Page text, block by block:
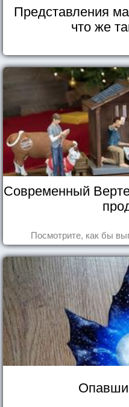
Представления
что же
Современный
Посмотрите, как бы